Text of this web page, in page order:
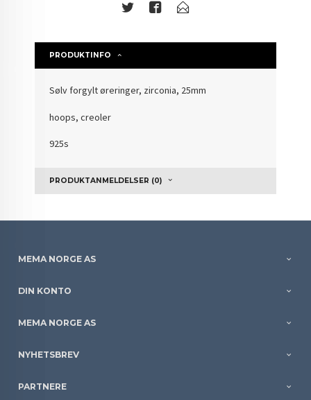
PRODUKTINFO
Sølv forgylt øreringer, zirconia, 25mm
hoops, creoler
925s
PRODUKTANMELDELSER (0)
MEMA NORGE AS
DIN KONTO
MEMA NORGE AS
NYHETSBREV
PARTNERE